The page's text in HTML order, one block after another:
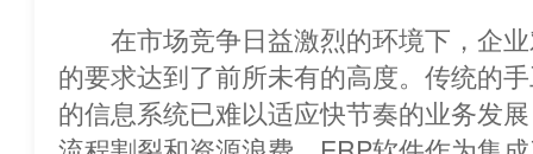
在市场竞争日益激烈的环境下，企业
的要求达到了前所未有的高度。传统的
的信息系统已难以适应快节奏的业务发